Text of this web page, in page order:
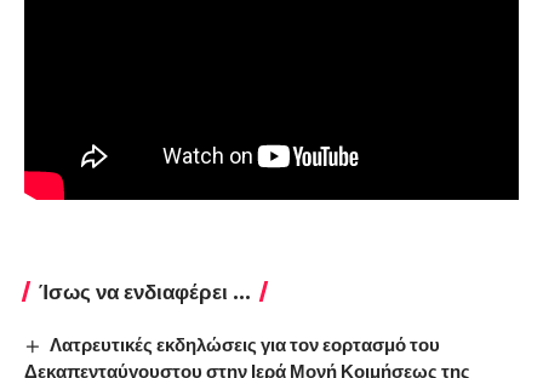
Ίσως να ενδιαφέρει ...
Λατρευτικές εκδηλώσεις για τον εορτασμό του
Δεκαπενταύγουστου στην Ιερά Μονή Κοιμήσεως της